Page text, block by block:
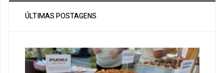
ÚLTIMAS POSTAGENS